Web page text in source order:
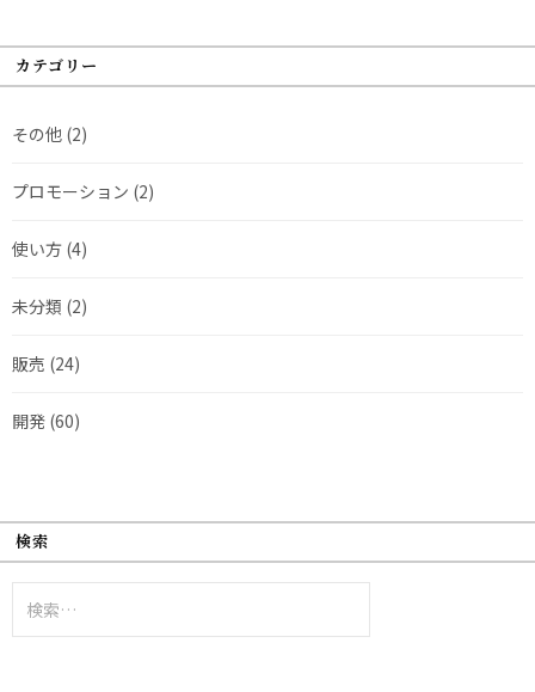
カテゴリー
その他 (2)
プロモーション (2)
使い方 (4)
未分類 (2)
販売 (24)
開発 (60)
検索
索: